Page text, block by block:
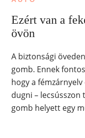
Ezért van a
övön
A biztonsági
gomb. Ennek
hogy a fémzárnyelv
dugni – lecsússzon
gomb helyett egy